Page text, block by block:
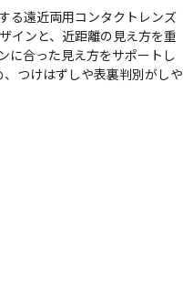
る遠近両用コンタクトレンズ
インと、近距離の見え方を重
に合った見え方をサポートし
つけはずしや表裏判別がしや